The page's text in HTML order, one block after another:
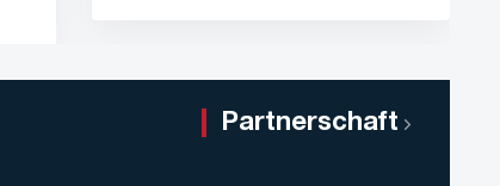
Partnerschaft